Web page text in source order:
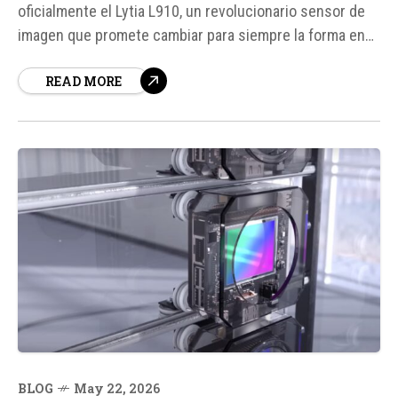
oficialmente el Lytia L910, un revolucionario sensor de
imagen que promete cambiar para siempre la forma en
en la tecnología LOFIC, mejora de manera significativa el
READ MORE
BLOG May 22, 2026